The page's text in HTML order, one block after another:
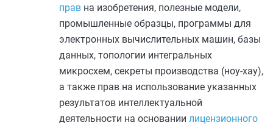
прав на изобретения, полезные модели,
промышленные образцы, программы для
электронных вычислительных машин, базы
данных, топологии интегральных
микросхем, секреты производства (ноу-хау),
а также прав на использование указанных
результатов интеллектуальной
деятельности на основании лицензионного